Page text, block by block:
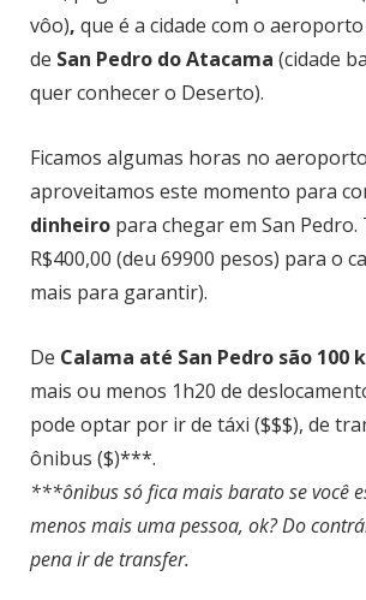
vôo), que é a cidade com o
de San Pedro do Atacama (cidade
quer conhecer o Deserto).
Ficamos algumas horas no
aproveitamos este momento para
dinheiro para chegar em San Pedro.
R$400,00 (deu 69900 pesos) para o
mais para garantir).
De Calama até San Pedro são 100
mais ou menos 1h20 de
pode optar por ir de táxi ($$$), de
ônibus ($)***.
***ônibus só fica mais barato se você
menos mais uma pessoa, ok? Do
pena ir de transfer.